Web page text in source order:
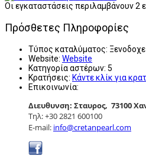
Οι εγκαταστάσεις περιλαμβάνουν 2
Πρόσθετες Πληροφορίες
Τύπος καταλύματος:
Website: Website
Κατηγορία αστέρων: 5
Κρατήσεις: Κάντε κλίκ για
Επικοινωνία:
Διευθυνση: Σταυρος, 73100
Τηλ: +30 2821 600100
E-mail: info@cretanpearl.com